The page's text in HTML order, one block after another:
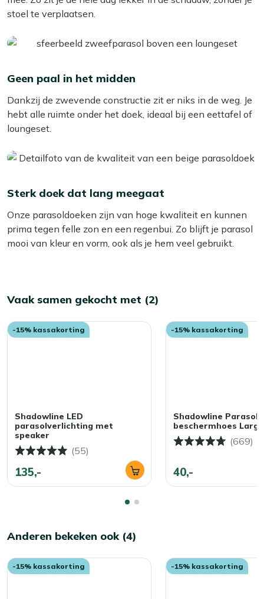
stoel te verplaatsen.
Geen paal in het midden
Dankzij de zwevende constructie zit er niks in de weg. Je
hebt alle ruimte onder het doek, ideaal bij een eettafel of
loungeset.
Sterk doek dat lang meegaat
Onze parasoldoeken zijn van hoge kwaliteit en kunnen
prima tegen felle zon en een regenbui. Zo blijft je parasol
mooi van kleur en vorm, ook als je hem veel gebruikt.
Vaak samen gekocht met (2)
-15% kassakorting
Shadowline LED
parasolverlichting met
speaker
(55)
135,-
-15% kassakorting
Shadowline Parasol
beschermhoes Large
(669)
40,-
Anderen bekeken ook (4)
-15% kassakorting -15% kassakorting